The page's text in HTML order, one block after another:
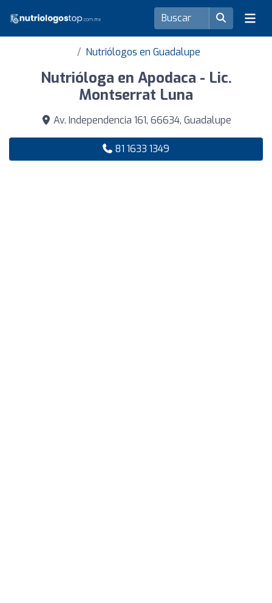
Nutriólogos en Guadalupe
Nutrióloga en Apodaca - Lic.
Montserrat Luna
Av. Independencia 161, 66634, Guadalupe
81 1633 1349